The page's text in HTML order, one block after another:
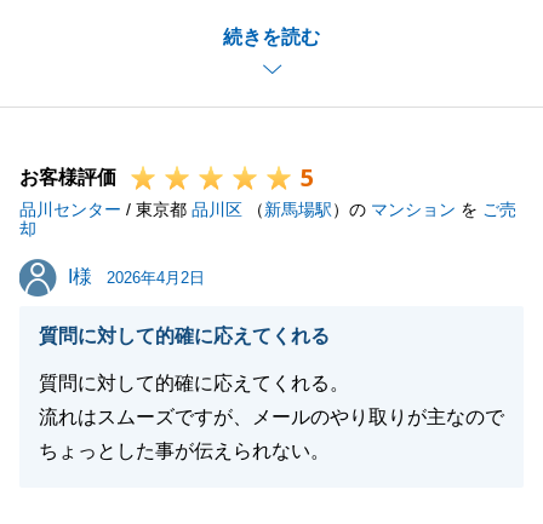
続きを読む
ることが大変うれしく、とても励みとなります。
毎度、お申し込みが重なったり、スピード感が求めら
れる状態でございますが、いつも迅速にご対応いただ
いつもありがとうございます。
次回もお取引ができるよう精進してまいりますので、
閉じる
お客様評価 5
品川センター / 東京都 品川区 （新馬場駅）の マンション を ご売
却
I様
I様 2026年4月2日
質問に対して的確に応えてくれる
質問に対して的確に応えてくれる。
流れはスムーズですが、メールのやり取りが主なので
ちょっとした事が伝えられない。